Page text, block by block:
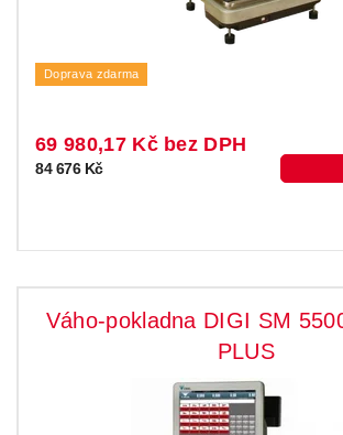
Doprava zdarma
69 980,17 Kč bez DPH
84 676 Kč
Váho-pokladna DIGI SM
PLUS